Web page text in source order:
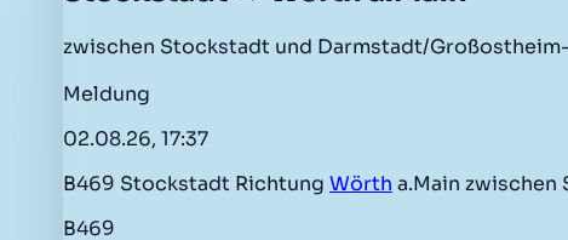
zwischen Stockstadt und Darmstadt/
Meldung
02.08.26, 17:37
B469 Stockstadt Richtung Wörth a.Main
B469